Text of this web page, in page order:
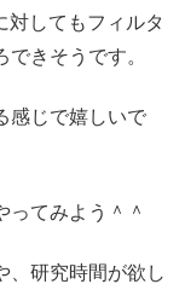
対してもフィルタ
きそうです。
感じで嬉しいで
ってみよう＾＾
、研究時間が欲し